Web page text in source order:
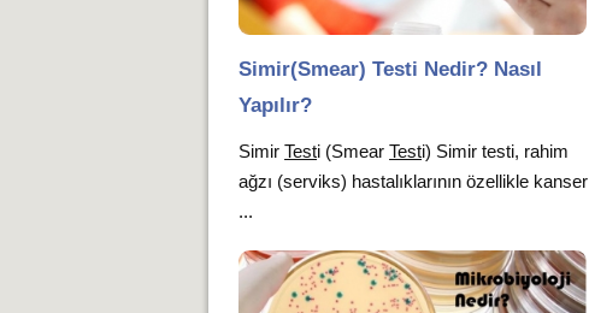
Simir(Smear) Testi Nedir? Nasıl
Yapılır?
SimirTesti (SmearTesti) Simir testi, rahim
ağzı (serviks) hastalıklarının özellikle kanser
...